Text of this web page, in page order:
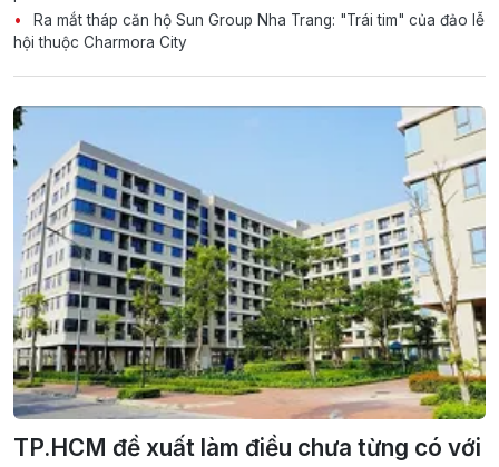
Ra mắt tháp căn hộ Sun Group Nha Trang: "Trái tim" của đảo lễ
hội thuộc Charmora City
TP.HCM đề xuất làm điều chưa từng có với